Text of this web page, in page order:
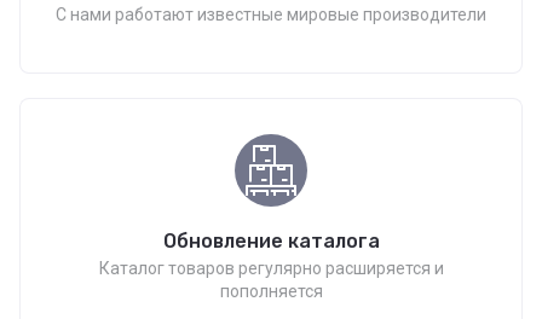
С нами работают известные мировые производители
Обновление каталога
Каталог товаров регулярно расширяется и
пополняется